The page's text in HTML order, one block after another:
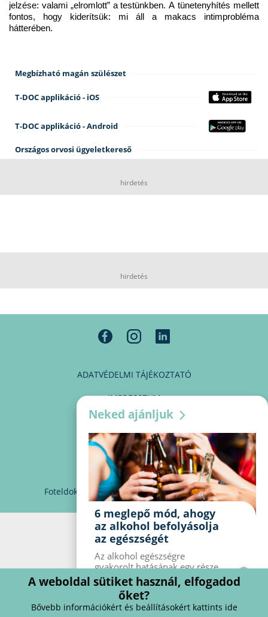
jelzése: valami „elromlott” a testünkben. A tünetenyhítés mellett
fontos, hogy kiderítsük: mi áll a makacs intimprobléma
hátterében.
Megbízható magán szülészet
T-DOC applikáció - iOS
T-DOC applikáció - Android
Országos orvosi ügyeletkereső
hirdetés
hirdetés
ADATVÉDELMI TÁJÉKOZTATÓ
IMPRESSZUM
MÉDIAAJÁNLAT
PARTNEREINK
KAPCSOLAT
Foteldoki info@foteldoki.hu Süti beállítások
Neked ajánljuk
6 meglepő mód, ahogy
az alkohol befolyásolja
az egészségét
Az alkohol egészségre
gyakorolt ​​hatásának egy része
jól ismert, mások azonban
meglepők lehetnek. Van hat
kevésbé ismert hatás, amelyet
az alkohol gyakorol a
A weboldal sütiket használ, elfogadod
őket?
Bővebb információkért és beállításokért kattints ide